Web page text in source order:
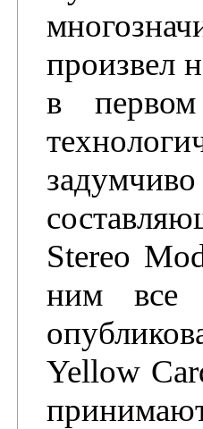
произвел
в
Stereo
ним все
Yellow